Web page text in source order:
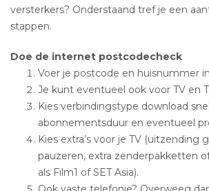
versterkers? Onderstaand tref je een
stappen.
Doe de internet postcodecheck
Voer je postcode en huisnummer
Je kunt eventueel ook voor TV en
Kies verbindingstype download
abonnementsduur en eventueel
Kies extra’s voor je TV (uitzending
pauzeren, extra zenderpakketten
als Film1 of SET Asia).